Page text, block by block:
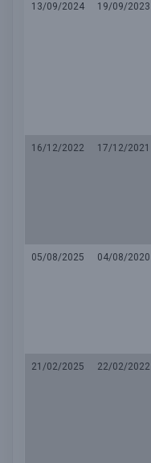
13/09/2024 19/09/2023
16/12/2022 17/12/2021
05/08/2025 04/08/2020
21/02/2025 22/02/2022